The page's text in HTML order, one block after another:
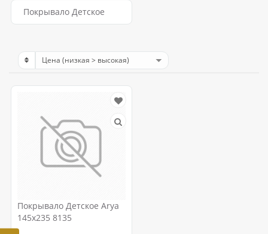
Покрывало Детское
Покрывало Детское Arya
145x235 8135